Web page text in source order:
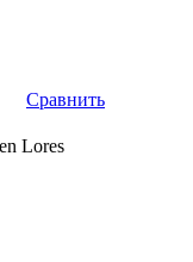
Сравнить
Lores